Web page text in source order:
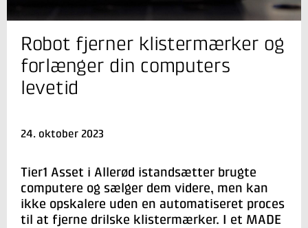
Jeg er din kontaktperson
Martin Mølbach Olsen
Seniorspecialist, ph.d.
Robotteknologi
+45 72 20 39 78
Robot fjerner klistermærker og
forlænger din computers
levetid
24. oktober 2023
Tier1 Asset i Allerød istandsætter brugte
computere og sælger dem videre, men kan
ikke opskalere uden en automatiseret proces
til at fjerne drilske klistermærker. I et MADE